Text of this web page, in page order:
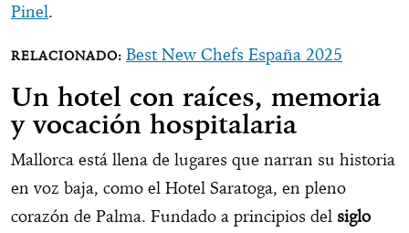
Pinel.
Best New Chefs España 2025
Un hotel con raíces, memoria
y vocación hospitalaria
Mallorca está llena de lugares que narran su historia
en voz baja, como el Hotel Saratoga, en pleno
corazón de Palma. Fundado a principios del siglo